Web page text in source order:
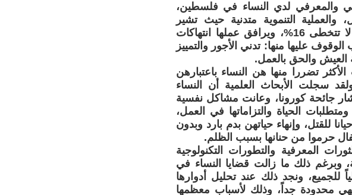
والمعرفي لدي النساء في فلسطين،
التنموية متدنية حيث تشير
الاحصائيات بان نسبة مشاركة النساء في سوق العمل لا تتخطى 16%، ويرافق عملها انتهاكات
عليها منها: تدني الأجور والتمييز
العيش والحق بالعمل.
تضررا منها هن النساء باعتبارهن
سجلت الأبحاث العلمية أن النساء
جائحة كورونا، وعانت مشاكل نفسية
الحياة والتزاماتها في العمل،
للقتل، وإنهاء حياتهن بدم بارد وبدون
حرموا من حنانها بسبب الظلم.
المعرفية والتطورات التكنولوجية
وبرغم ذلك ما زالت قضايا النساء في
للجميع، ونجد ذلك عند تحليل أدوارها
فهي محدودة جداً، وذلك لأسباب معظمها